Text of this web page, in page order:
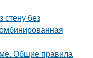
стену без
Общие правила